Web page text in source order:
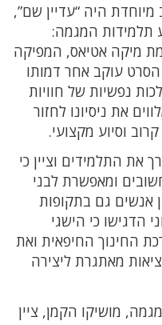
היה “עדיין שם”,
תלמידות המגמה:
מיקה אטיאס, המפיקה
הסרט עוקב אחר דמותו
נפשיות של חוויות
את ניסיונו לחזור
וסיוע מקצועי.
את התלמידים וציין כי
ומאפשרת לבני
אנשים גם בתקופות
הדגישו כי הישגי
החינוך החיפאית ואת
מאתגרת ליצירה
מושיקו הקמן, ציין